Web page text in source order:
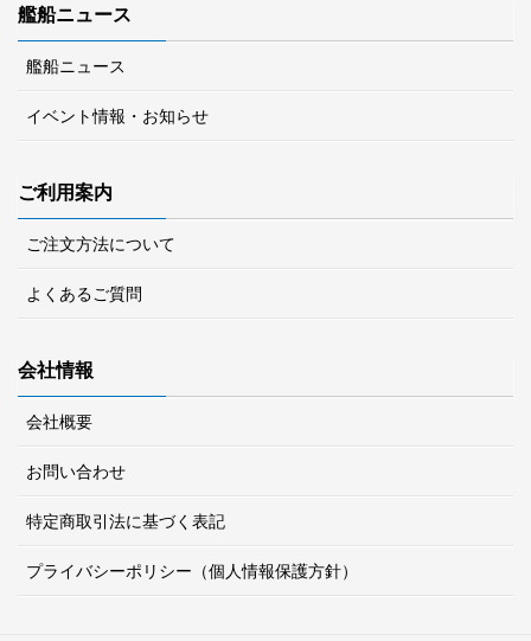
艦船ニュース
艦船ニュース
イベント情報・お知らせ
ご利用案内
ご注文方法について
よくあるご質問
会社情報
会社概要
お問い合わせ
特定商取引法に基づく表記
プライバシーポリシー（個人情報保護方針）